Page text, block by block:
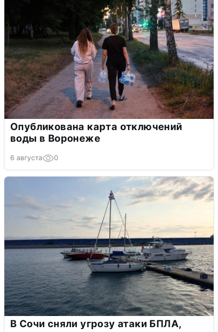
Опубликована карта отключений
воды в Воронеже
6 августа 0
В Сочи сняли угрозу атаки БПЛА,